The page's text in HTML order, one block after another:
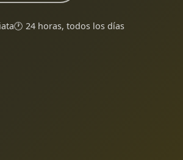
🕐 24 horas, todos los días